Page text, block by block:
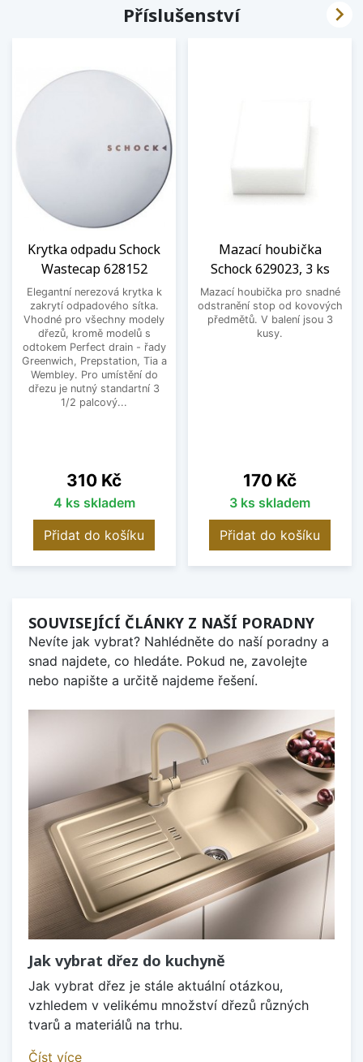
Příslušenství
Krytka odpadu Schock
Wastecap 628152
Elegantní nerezová krytka k
zakrytí odpadového sítka.
Vhodné pro všechny modely
dřezů, kromě modelů s
odtokem Perfect drain - řady
Greenwich, Prepstation, Tia a
Wembley. Pro umístění do
dřezu je nutný standartní 3
1/2 palcový...
Cena
310 Kč
4 ks skladem
Přidat do košíku
Mazací houbička
Schock 629023, 3 ks
Mazací houbička pro snadné
odstranění stop od kovových
předmětů. V balení jsou 3
kusy.
Cena
170 Kč
3 ks skladem
Přidat do košíku

SOUVISEJÍCÍ ČLÁNKY Z NAŠÍ PORADNY
Nevíte jak vybrat? Nahlédněte do naší poradny a
snad najdete, co hledáte. Pokud ne, zavolejte
nebo napište a určitě najdeme řešení.
Jak vybrat dřez do kuchyně
Jak vybrat dřez je stále aktuální otázkou,
vzhledem v velikému množství dřezů různých
tvarů a materiálů na trhu.
Číst více